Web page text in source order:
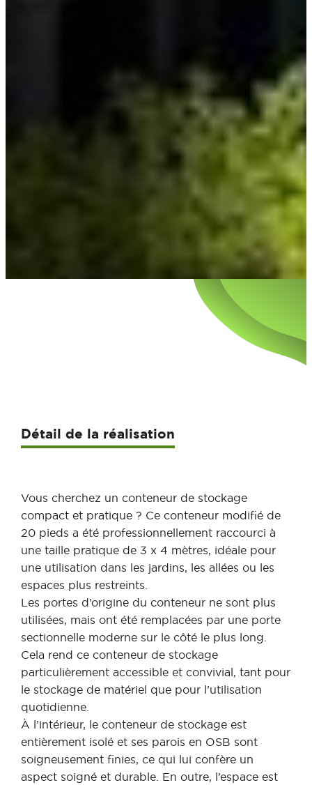
Détail de la réalisation
Vous cherchez un conteneur de stockage
compact et pratique ? Ce conteneur modifié de
20 pieds a été professionnellement raccourci à
une taille pratique de 3 x 4 mètres, idéale pour
une utilisation dans les jardins, les allées ou les
espaces plus restreints.
Les portes d’origine du conteneur ne sont plus
utilisées, mais ont été remplacées par une porte
sectionnelle moderne sur le côté le plus long.
Cela rend ce conteneur de stockage
particulièrement accessible et convivial, tant pour
le stockage de matériel que pour l’utilisation
quotidienne.
À l’intérieur, le conteneur de stockage est
entièrement isolé et ses parois en OSB sont
soigneusement finies, ce qui lui confère un
aspect soigné et durable. En outre, l’espace est